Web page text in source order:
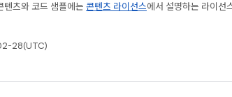
텐츠와 코드 샘플에는 콘텐츠 라이선스에서 설명하는 라이
28(UTC)